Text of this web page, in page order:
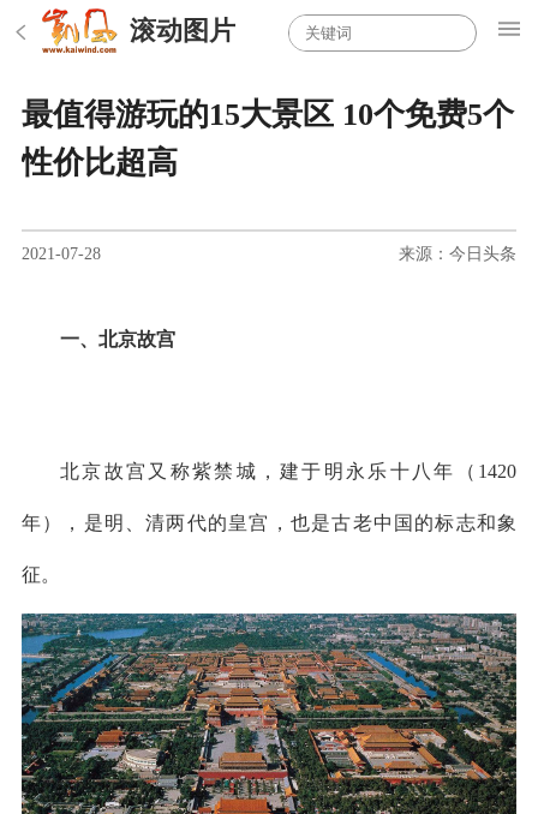
滚动图片
最值得游玩的15大景区 10个免费5个
性价比超高
2021-07-28 来源：今日头条
一、北京故宫
北京故宫又称紫禁城，建于明永乐十八年（1420
年），是明、清两代的皇宫，也是古老中国的标志和象
征。